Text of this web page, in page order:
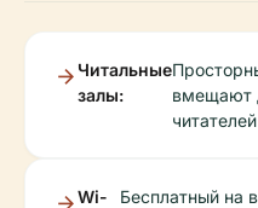
Читальные
залы:
вмещают
Wi-
Бесплатный на